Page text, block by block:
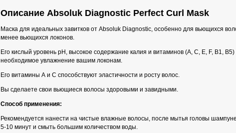
Описание Absoluk Diagnostic Perfect Curl Mask
Маска для идеальных завитков от Absoluk Diagnostic, особенно для вьющихся
менее вьющихся локонов.
Его кислый уровень pH, высокое содержание калия и витаминов (A, C, E, F, B1,
необходимое увлажнение вашим локонам.
Его витамины А и С способствуют эластичности и росту волос.
Вы сделаете свои вьющиеся волосы здоровыми и завидными.
Способ применения:
Рекомендуется нанести на чистые влажные волосы, после мытья головы
5-10 минут и смыть большим количеством воды.